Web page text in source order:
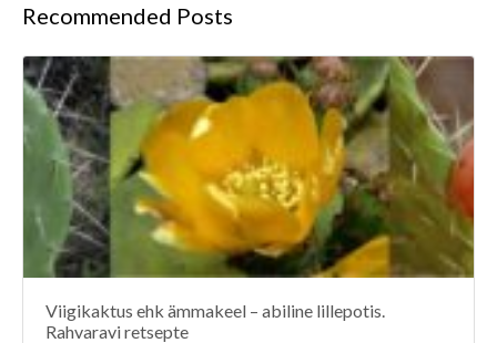
Recommended Posts
Viigikaktus ehk ämmakeel – abiline lillepotis.
Rahvaravi retsepte